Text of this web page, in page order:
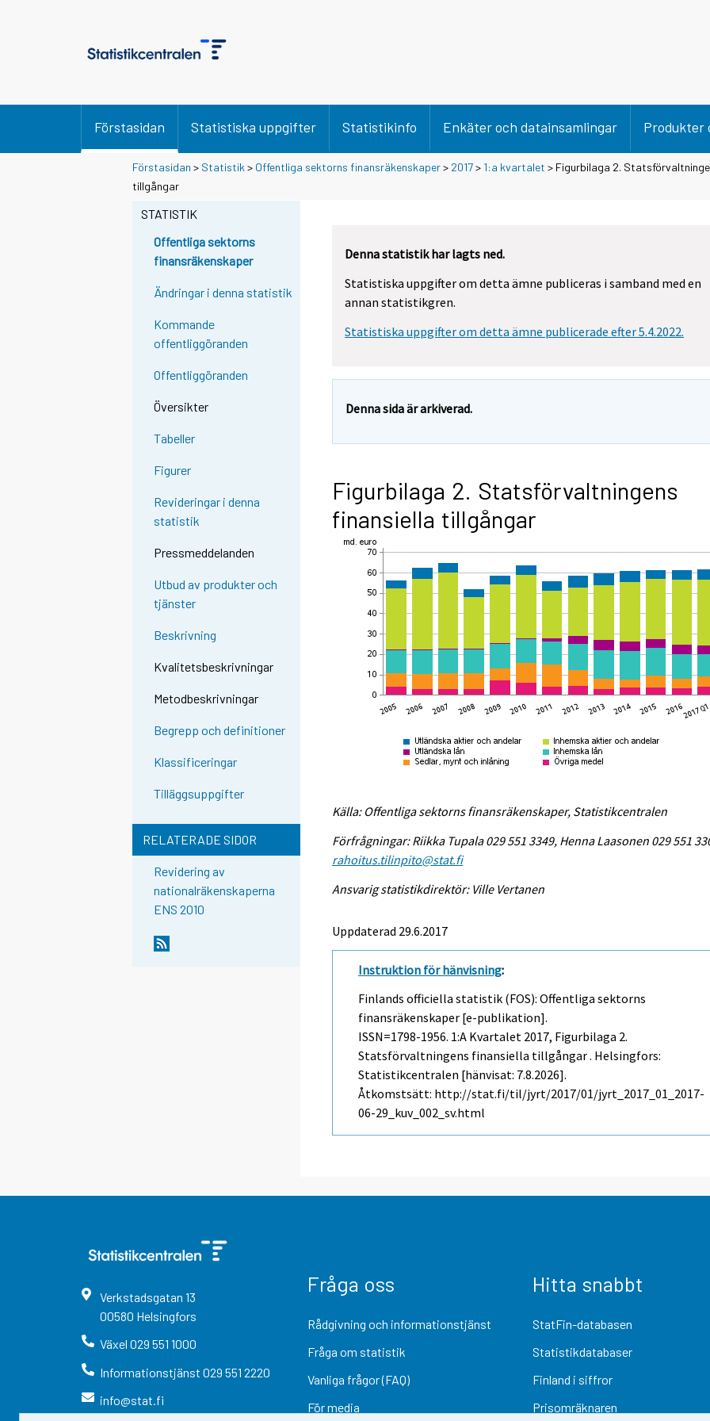
Förstasidan Statistiska uppgifter Statistikinfo Enkäter och datainsamlingar Produkter
Förstasidan > Statistik > Offentliga sektorns finansräkenskaper> 2017> 1:a kvartalet > Figurbilaga 2.
tillgångar
STATISTIK
Offentliga sektorns
finansräkenskaper
Ändringar i denna statistik
Kommande
offentliggöranden
Offentliggöranden
Översikter
Tabeller
Figurer
Revideringar i denna
statistik
Pressmeddelanden
Utbud av produkter och
tjänster
Beskrivning
Kvalitetsbeskrivningar
Metodbeskrivningar
Begrepp och definitioner
Klassificeringar
Tilläggsuppgifter
RELATERADE SIDOR
Revidering av
nationalräkenskaperna
ENS 2010
Denna statistik har lagts ned.
Statistiska uppgifter om detta ämne publiceras i samband med en
annan statistikgren.
Statistiska uppgifter om detta ämne publicerade efter 5.4.2022.
Denna sida är arkiverad.
Figurbilaga 2. Statsförvaltningens
finansiella tillgångar
Källa: Offentliga sektorns finansräkenskaper, Statistikcentralen
Förfrågningar: Riikka Tupala 029 551 3349, Henna Laasonen 029 551
rahoitus.tilinpito@stat.fi
Ansvarig statistikdirektör: Ville Vertanen
Uppdaterad 29.6.2017
Instruktion för hänvisning:
Finlands officiella statistik (FOS): Offentliga sektorns
finansräkenskaper [e-publikation].
ISSN=1798-1956. 1:a Kvartalet 2017, Figurbilaga 2.
Statsförvaltningens finansiella tillgångar . Helsingfors:
Statistikcentralen [hänvisat: 7.8.2026].
Åtkomstsätt: http://stat.fi/til/jyrt/2017/01/jyrt_2017_01_2017-
06-29_kuv_002_sv.html
Verkstadsgatan 13
00580 Helsingfors
Växel 029 551 1000
Informationstjänst 029 551 2220
info@stat.fi
Fråga oss
Rådgivning och informationstjänst
Fråga om statistik
Vanliga frågor (FAQ)
För media
Hitta snabbt
StatFin-databasen
Statistikdatabaser
Finland i siffror
Prisomräknaren